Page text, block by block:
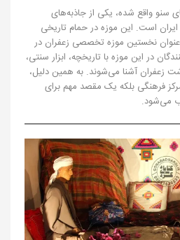
سنو واقع شده، یکی از جاذبه‌های
است. این موزه در حمام تاریخی
نخستین موزه تخصصی زعفران در
در این موزه با تاریخچه، ابزار سنتی،
زعفران آشنا می‌شوند. به همین دلیل،
فرهنگی بلکه یک مقصد مهم برای
می‌شود.